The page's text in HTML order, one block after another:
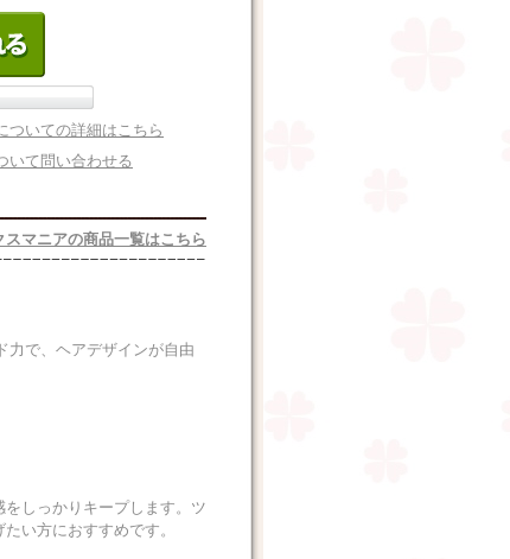
ついての詳細はこちら
いて問い合わせる
マニアの商品一覧はこちら
力で、ヘアデザインが自由
しっかりキープします。ツ
い方におすすめです。